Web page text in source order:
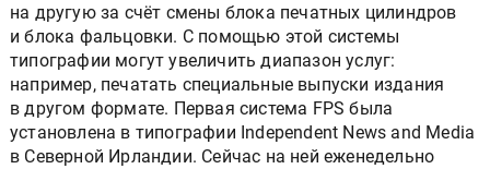
на другую за счёт смены блока печатных цилиндров
и блока фальцовки. С помощью этой системы
типографии могут увеличить диапазон услуг:
например, печатать специальные выпуски издания
в другом формате. Первая система FPS была
установлена в типографии Independent News and Media
в Северной Ирландии. Сейчас на ней еженедельно